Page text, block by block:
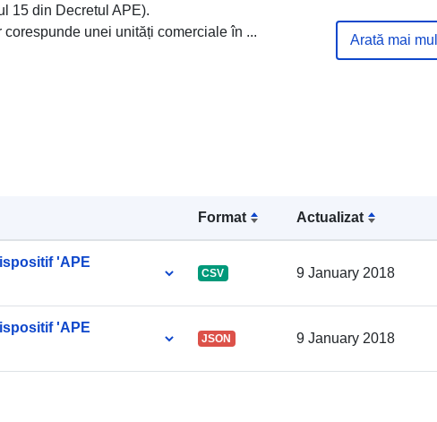
15 din Decretul APE).
unei unități comerciale în ...
Format Actualizat
'APE
CSV 9 January 2018
'APE
JSON 9 January 2018
Puncte de
contact:
Spațial:
Arată mai